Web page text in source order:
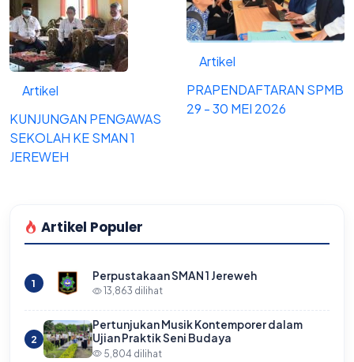
Artikel
KUNJUNGAN PENGAWAS
SEKOLAH KE SMAN 1
JEREWEH
Artikel
PRAPENDAFTARAN SPMB
29 - 30 MEI 2026
Artikel Populer
1
Perpustakaan SMAN 1 Jereweh
13,863 dilihat
2
Pertunjukan Musik Kontemporer dalam
Ujian Praktik Seni Budaya
5,804 dilihat